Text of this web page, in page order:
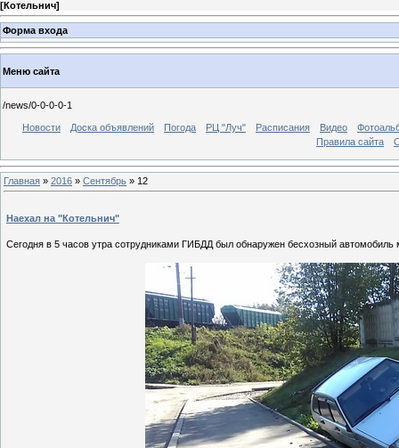
[Котельнич]
Форма входа
Меню сайта
/news/0-0-0-0-1
Новости Доска объявлений Погода РЦ "Луч" Расписания Видео
Правила сайта
Главная » 2016 » Сентябрь » 12
Наехал на "Котельнич"
Сегодня в 5 часов утра сотрудниками ГИБДД был обнаружен бесхозный